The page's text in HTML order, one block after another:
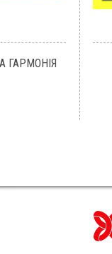
ГАРМОНІЯ